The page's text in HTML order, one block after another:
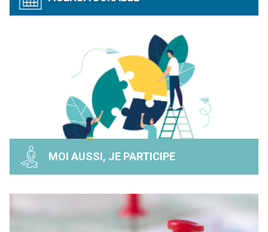
MOI AUSSI, JE PARTICIPE